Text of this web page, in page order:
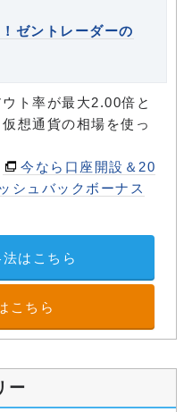
ゼントレーダーの
ト率が最大2.00倍と
想通貨の相場を使っ
今なら口座開設＆20
シュバックボーナス
はこちら
こちら
ー